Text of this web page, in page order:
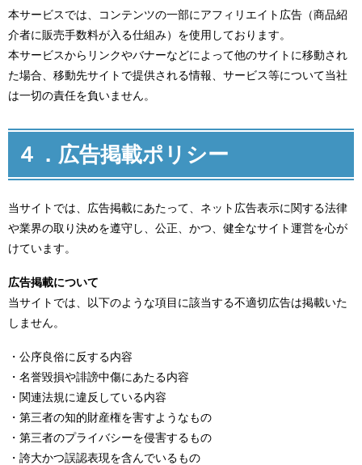
本サービスでは、コンテンツの一部にアフィリエイト広告（商品紹
介者に販売手数料が入る仕組み）を使用しております。
本サービスからリンクやバナーなどによって他のサイトに移動され
た場合、移動先サイトで提供される情報、サービス等について当社
は一切の責任を負いません。
４．広告掲載ポリシー
当サイトでは、広告掲載にあたって、ネット広告表示に関する法律
や業界の取り決めを遵守し、公正、かつ、健全なサイト運営を心が
けています。
広告掲載について
当サイトでは、以下のような項目に該当する不適切広告は掲載いた
しません。
・公序良俗に反する内容
・名誉毀損や誹謗中傷にあたる内容
・関連法規に違反している内容
・第三者の知的財産権を害すようなもの
・第三者のプライバシーを侵害するもの
・誇大かつ誤認表現を含んでいるもの